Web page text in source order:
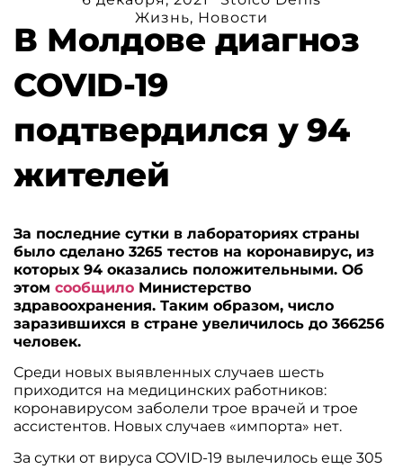
Жизнь, Новости
В Молдове диагноз
COVID-19
подтвердился у 94
жителей
За последние сутки в лабораториях страны
было сделано 3265 тестов на коронавирус, из
которых 94 оказались положительными. Об
этомсообщило Министерство
здравоохранения. Таким образом, число
заразившихся в стране увеличилось до 366256
человек.
Среди новых выявленных случаев шесть
приходится на медицинских работников:
коронавирусом заболели трое врачей и трое
ассистентов. Новых случаев «импорта» нет.
За сутки от вируса COVID-19 вылечилось еще 305